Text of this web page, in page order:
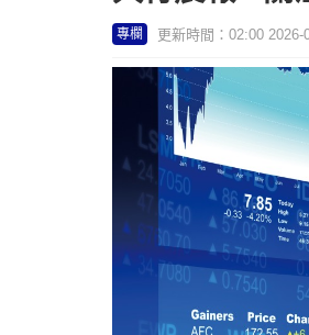
專欄 更新時間：02:00 2026-